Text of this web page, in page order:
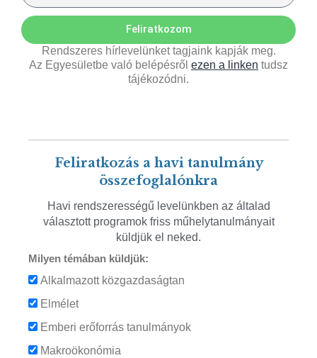
Feliratkozom
Rendszeres hírlevelünket tagjaink kapják meg.
Az Egyesületbe való belépésről ezen a linken tudsz
tájékozódni.
Feliratkozás a havi tanulmány
összefoglalónkra
Havi rendszerességű levelünkben az általad
választott programok friss műhelytanulmányait
küldjük el neked.
Milyen témában küldjük:
Alkalmazott közgazdaságtan
Elmélet
Emberi erőforrás tanulmányok
Makroökonómia